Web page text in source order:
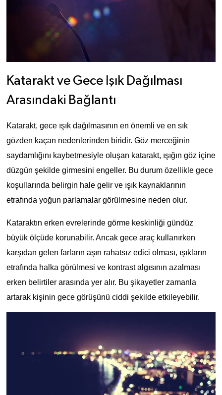
Katarakt ve Gece Işık Dağılması
Arasındaki Bağlantı
Katarakt, gece ışık dağılmasının en önemli ve en sık
gözden kaçan nedenlerinden biridir. Göz merceğinin
saydamlığını kaybetmesiyle oluşan katarakt, ışığın göz içine
düzgün şekilde girmesini engeller. Bu durum özellikle gece
koşullarında belirgin hale gelir ve ışık kaynaklarının
etrafında yoğun parlamalar görülmesine neden olur.
Kataraktın erken evrelerinde görme keskinliği gündüz
büyük ölçüde korunabilir. Ancak gece araç kullanırken
karşıdan gelen farların aşırı rahatsız edici olması, ışıkların
etrafında halka görülmesi ve kontrast algısının azalması
erken belirtiler arasında yer alır. Bu şikayetler zamanla
artarak kişinin gece görüşünü ciddi şekilde etkileyebilir.